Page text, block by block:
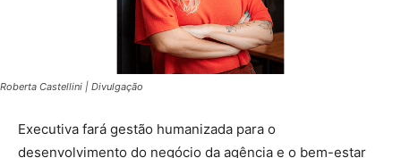
Roberta Castellini | Divulgação
Executiva fará gestão humanizada para o
desenvolvimento do negócio da agência e o bem-estar